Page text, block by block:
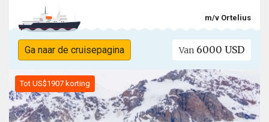
m/v Ortelius
Ga naar de cruisepagina Van 6000 USD
Tot US$1907 korting